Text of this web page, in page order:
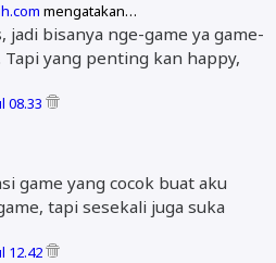
mengatakan…
jadi bisanya nge-game ya game-
Tapi yang penting kan happy,
08.33
game yang cocok buat aku
tapi sesekali juga suka
12.42